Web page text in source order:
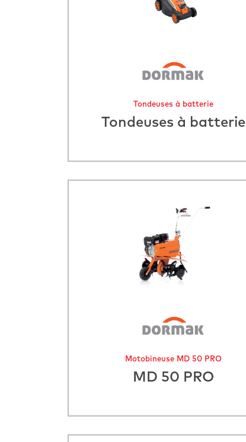
Tondeuses à batterie
Tondeuses à batterie
Motobineuse MD 50 PRO
MD 50 PRO